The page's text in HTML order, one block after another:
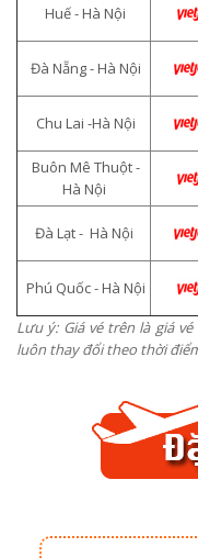
Huế - Hà Nội
Đà Nẵng - Hà Nội
Chu Lai -Hà Nội
Buôn Mê Thuột -
Hà Nội
Đà Lạt - Hà Nội
Phú Quốc - Hà Nội
Lưu ý: Giá vé trên là giá
luôn thay đổi theo thời